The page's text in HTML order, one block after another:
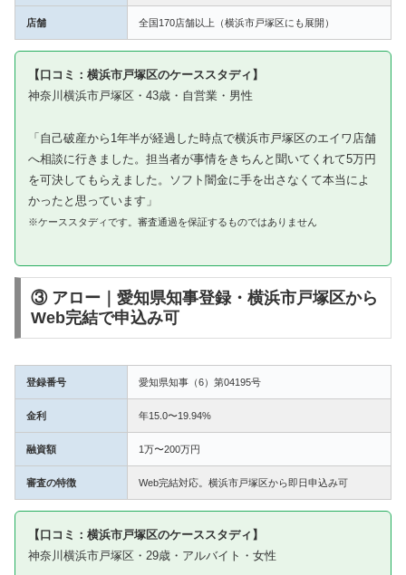
店舗 全国170店舗以上（横浜市戸塚区にも展開）
【口コミ：横浜市戸塚区のケーススタディ】
神奈川横浜市戸塚区・43歳・自営業・男性
「自己破産から1年半が経過した時点で横浜市戸塚区のエイワ店舗
へ相談に行きました。担当者が事情をきちんと聞いてくれて5万円
を可決してもらえました。ソフト闇金に手を出さなくて本当によ
かったと思っています」
※ケーススタディです。審査通過を保証するものではありません
③ アロー｜愛知県知事登録・横浜市戸塚区から
Web完結で申込み可
登録番号 愛知県知事（6）第04195号
金利 年15.0〜19.94%
融資額 1万〜200万円
審査の特徴 Web完結対応。横浜市戸塚区から即日申込み可
【口コミ：横浜市戸塚区のケーススタディ】
神奈川横浜市戸塚区・29歳・アルバイト・女性